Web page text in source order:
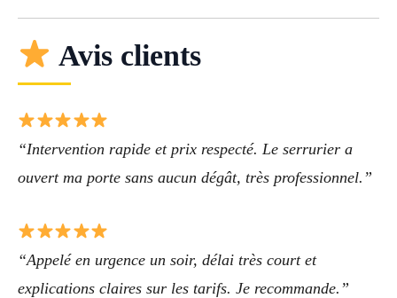
Avis clients
“Intervention rapide et prix respecté. Le serrurier a
ouvert ma porte sans aucun dégât, très professionnel.”
“Appelé en urgence un soir, délai très court et
explications claires sur les tarifs. Je recommande.”